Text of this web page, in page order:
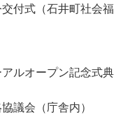
付式（石井町社会福
ルオープン記念式典
議会（庁舎内）